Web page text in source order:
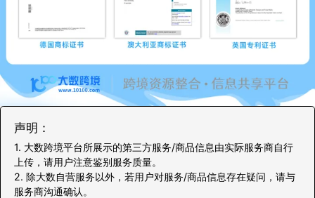
声明：
1. 大数跨境平台所展示的第三方服务/商品信息由实际服务商自行
上传，请用户注意鉴别服务质量。
2. 除大数自营服务以外，若用户对服务/商品信息存在疑问，请与
服务商沟通确认。